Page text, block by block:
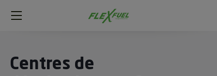
FlexFuel
Méga
Centres de